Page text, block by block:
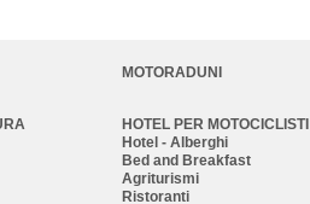
MOTORADUNI
HOTEL PER MOTOCICLISTI
Hotel - Alberghi
Bed and Breakfast
Agriturismi
Ristoranti